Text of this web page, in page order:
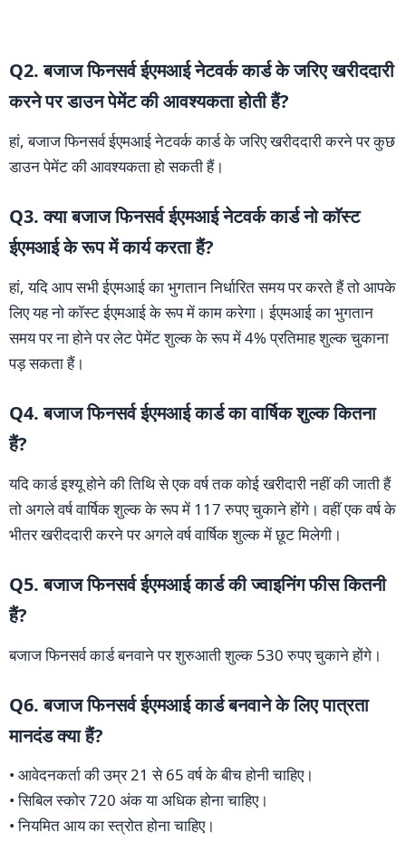
Q2. बजाज फिनसर्व ईएमआई नेटवर्क कार्ड के जरिए खरीददारी
करने पर डाउन पेमेंट की आवश्यकता होती हैं?
हां, बजाज फिनसर्व ईएमआई नेटवर्क कार्ड के जरिए खरीददारी करने पर कुछ
डाउन पेमेंट की आवश्यकता हो सकती हैं।
Q3. क्या बजाज फिनसर्व ईएमआई नेटवर्क कार्ड नो काॅस्ट
ईएमआई के रूप में कार्य करता हैं?
हां, यदि आप सभी ईएमआई का भुगतान निर्धारित समय पर करते हैं तो आपके
लिए यह नो काॅस्ट ईएमआई के रूप में काम करेगा। ईएमआई का भुगतान
समय पर ना होने पर लेट पेमेंट शुल्क के रूप में 4% प्रतिमाह शुल्क चुकाना
पड़ सकता हैं।
Q4. बजाज फिनसर्व ईएमआई कार्ड का वार्षिक शुल्क कितना
हैं?
यदि कार्ड इश्यू होने की तिथि से एक वर्ष तक कोई खरीदारी नहीं की जाती हैं
तो अगले वर्ष वार्षिक शुल्क के रूप में 117 रुपए चुकाने होंगे। वहीं एक वर्ष के
भीतर खरीददारी करने पर अगले वर्ष वार्षिक शुल्क में छूट मिलेगी।
Q5. बजाज फिनसर्व ईएमआई कार्ड की ज्वाइनिंग फीस कितनी
हैं?
बजाज फिनसर्व कार्ड बनवाने पर शुरुआती शुल्क 530 रुपए चुकाने होंगे।
Q6. बजाज फिनसर्व ईएमआई कार्ड बनवाने के लिए पात्रता
मानदंड क्या हैं?
• आवेदनकर्ता की उम्र 21 से 65 वर्ष के बीच होनी चाहिए।
• सिबिल स्कोर 720 अंक या अधिक होना चाहिए।
• नियमित आय का स्त्रोत होना चाहिए।